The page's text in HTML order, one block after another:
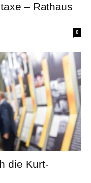
– Rathaus
0
die Kurt-